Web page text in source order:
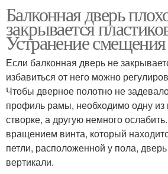
Балконная дверь
закрывается
Устранение смещения
Если балконная дверь не
избавиться от него можно
Чтобы дверное полотно не
профиль рамы, необходимо одну из
створке, а другую немного
вращением винта, который
петли, расположенной у пола,
вертикали.